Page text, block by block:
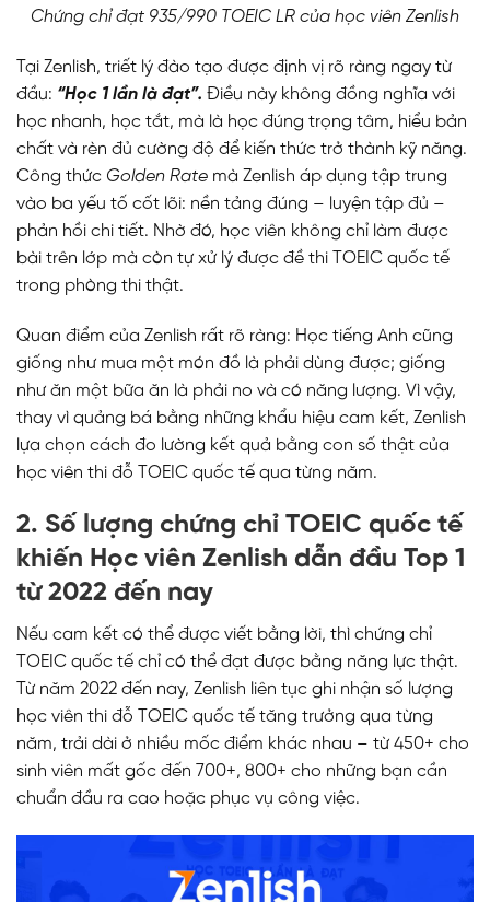
Chứng chỉ đạt 935/990 TOEIC LR của học viên Zenlish
Tại Zenlish, triết lý đào tạo được định vị rõ ràng ngay từ
đầu: “Học 1 lần là đạt”. Điều này không đồng nghĩa với
học nhanh, học tắt, mà là học đúng trọng tâm, hiểu bản
chất và rèn đủ cường độ để kiến thức trở thành kỹ năng.
Công thức Golden Rate mà Zenlish áp dụng tập trung
vào ba yếu tố cốt lõi: nền tảng đúng – luyện tập đủ –
phản hồi chi tiết. Nhờ đó, học viên không chỉ làm được
bài trên lớp mà còn tự xử lý được đề thi TOEIC quốc tế
trong phòng thi thật.
Quan điểm của Zenlish rất rõ ràng: Học tiếng Anh cũng
giống như mua một món đồ là phải dùng được; giống
như ăn một bữa ăn là phải no và có năng lượng. Vì vậy,
thay vì quảng bá bằng những khẩu hiệu cam kết, Zenlish
lựa chọn cách đo lường kết quả bằng con số thật của
học viên thi đỗ TOEIC quốc tế qua từng năm.
2. Số lượng chứng chỉ TOEIC quốc tế
khiến Học viên Zenlish dẫn đầu Top 1
từ 2022 đến nay
Nếu cam kết có thể được viết bằng lời, thì chứng chỉ
TOEIC quốc tế chỉ có thể đạt được bằng năng lực thật.
Từ năm 2022 đến nay, Zenlish liên tục ghi nhận số lượng
học viên thi đỗ TOEIC quốc tế tăng trưởng qua từng
năm, trải dài ở nhiều mốc điểm khác nhau – từ 450+ cho
sinh viên mất gốc đến 700+, 800+ cho những bạn cần
chuẩn đầu ra cao hoặc phục vụ công việc.